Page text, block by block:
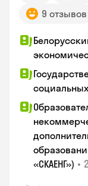
9 отзывов
«СКАЕНГ») •